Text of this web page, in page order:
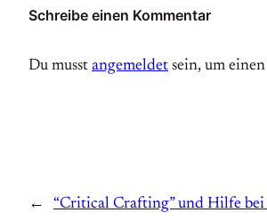
Schreibe einen Kommentar
Du musst angemeldet sein, um
← “Critical Crafting” und Hilfe